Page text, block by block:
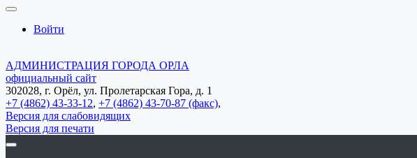
Войти
АДМИНИСТРАЦИЯ ГОРОДА ОРЛА
официальный сайт
302028, г. Орёл, ул. Пролетарская Гора, д. 1
+7 (4862) 43-33-12, +7 (4862) 43-70-87 (факс),
Версия для слабовидящих
Версия для печати